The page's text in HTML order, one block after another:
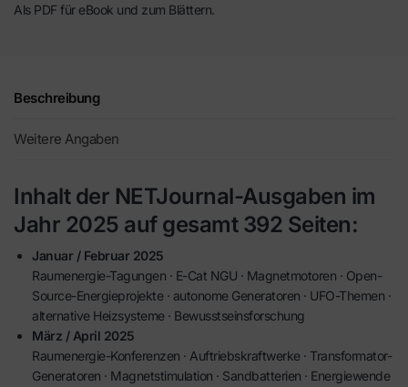
Als PDF für eBook und zum Blättern.
Beschreibung
Weitere Angaben
Inhalt der NETJournal-Ausgaben im
Jahr 2025 auf gesamt 392 Seiten:
Januar / Februar 2025
Raumenergie-Tagungen · E-Cat NGU · Magnetmotoren · Open-
Source-Energieprojekte · autonome Generatoren · UFO-Themen ·
alternative Heizsysteme · Bewusstseinsforschung
März / April 2025
Raumenergie-Konferenzen · Auftriebskraftwerke · Transformator-
Generatoren · Magnetstimulation · Sandbatterien · Energiewende